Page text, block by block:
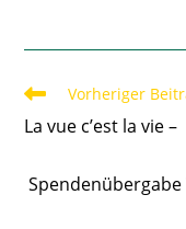
Vorheriger
La vue c’est la vie –